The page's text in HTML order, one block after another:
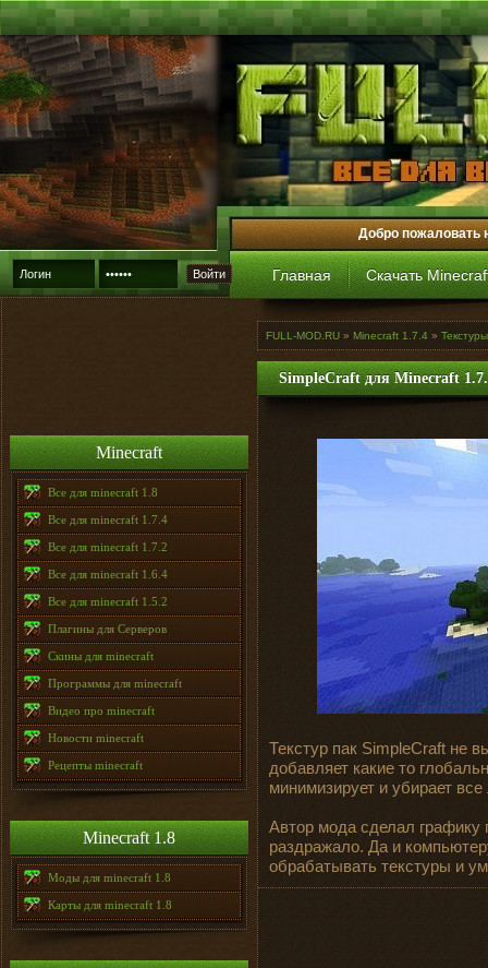
Войти
Добро пожаловать
Главная Скачать
Minecraft
Все для minecraft 1.8
Все для minecraft 1.7.4
Все для minecraft 1.7.2
Все для minecraft 1.6.4
Все для minecraft 1.5.2
Плагины для Серверов
Скины для minecraft
Программы для minecraft
Видео про minecraft
Новости minecraft
Рецепты minecraft
Minecraft 1.8
Моды для minecraft 1.8
Карты для minecraft 1.8
FULL-MOD.RU » Minecraft 1.7.4 »
SimpleCraft для Minecraft
Текстур пак SimpleCraft не
добавляет какие то
минимизирует и убирает
Автор мода сделал
раздражало. Да и
обрабатывать текстуры и